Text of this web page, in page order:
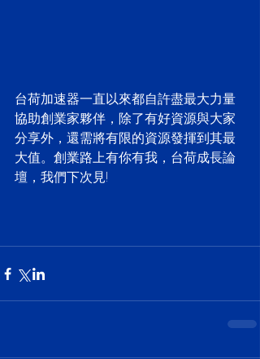
台荷加速器一直以來都自許盡最大力量
協助創業家夥伴，除了有好資源與大家
分享外，還需將有限的資源發揮到其最
大值。創業路上有你有我，台荷成長論
壇，我們下次見!